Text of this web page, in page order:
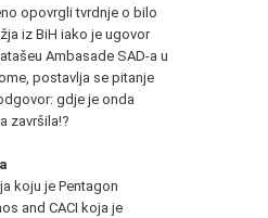
opovrgli tvrdnje o bilo
iz BiH iako je ugovor
Ambasade SAD-a u
postavlja se pitanje
gdje je onda
završila!?
koju je Pentagon
and CACI koja je